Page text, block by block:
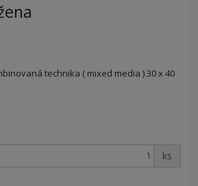
technika ( mixed media ) 30 x 40
ks